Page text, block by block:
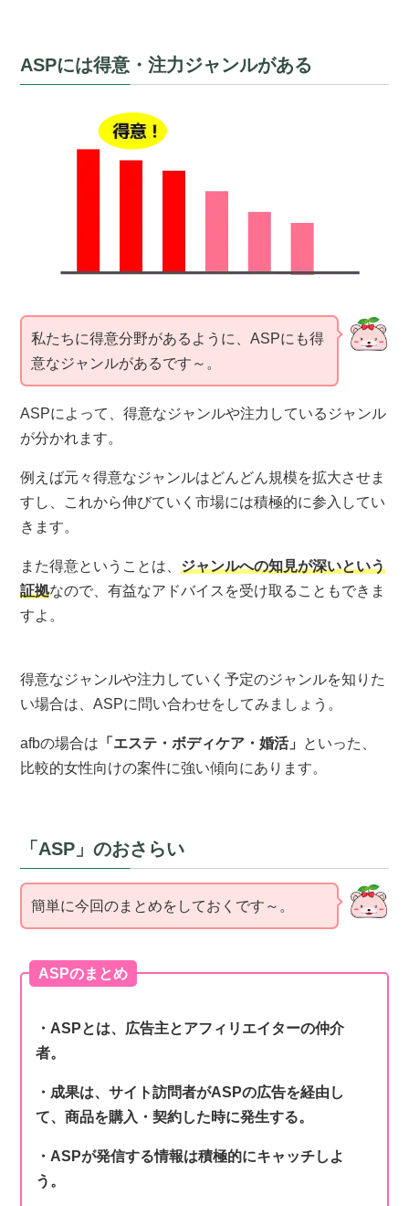
ASPには得意・注力ジャンルがある
私たちに得意分野があるように、ASPにも得
意なジャンルがあるです～。
ASPによって、得意なジャンルや注力しているジャンル
が分かれます。
例えば元々得意なジャンルはどんどん規模を拡大させま
すし、これから伸びていく市場には積極的に参入してい
きます。
また得意ということは、ジャンルへの知見が深いという
証拠なので、有益なアドバイスを受け取ることもできま
すよ。
得意なジャンルや注力していく予定のジャンルを知りた
い場合は、ASPに問い合わせをしてみましょう。
afbの場合は 「エステ・ボディケア・婚活」 といった、
比較的女性向けの案件に強い傾向にあります。
「ASP」のおさらい
簡単に今回のまとめをしておくです～。
ASPのまとめ
・ASPとは、広告主とアフィリエイターの仲介
者。
・成果は、サイト訪問者がASPの広告を経由し
て、商品を購入・契約した時に発生する。
・ASPが発信する情報は積極的にキャッチしよ
う。